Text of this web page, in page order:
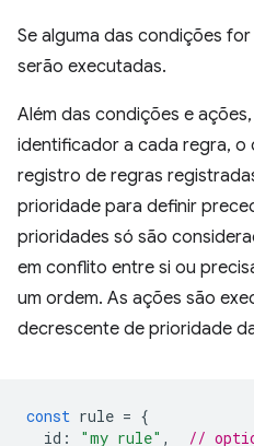
Se alguma das condições
serão executadas.
Além das condições e
identificador a cada regra, o
registro de regras
prioridade para definir
prioridades só são
em conflito entre si ou
um ordem. As ações são
decrescente de prioridade
const rule = {
id : "my rule" ,
//